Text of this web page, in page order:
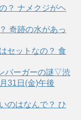
？ ナメクジがヘ
奇跡の水があっ
セットなの？ 食
バーガーの謎▽渋
31日(金)午後
のはなんで？ ひ